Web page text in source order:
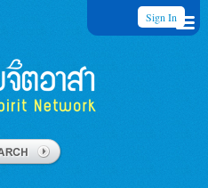
Sign In